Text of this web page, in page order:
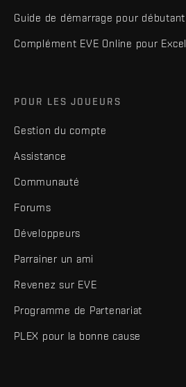
Guide de démarrage pour débutant
Complément EVE Online pour Excel
POUR LES JOUEURS
Gestion du compte
Assistance
Communauté
Forums
Développeurs
Parrainer un ami
Revenez sur EVE
Programme de Partenariat
PLEX pour la bonne cause